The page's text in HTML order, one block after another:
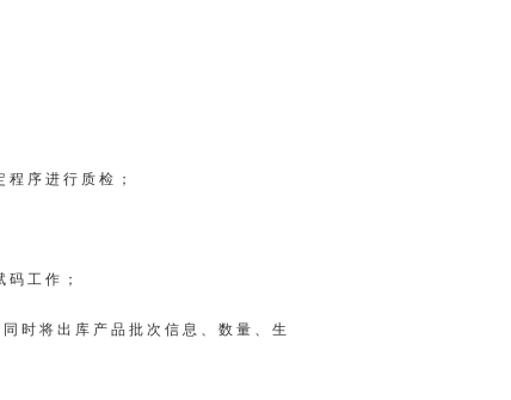
序进行质检；
工作；
时将出库产品批次信息、数量、生